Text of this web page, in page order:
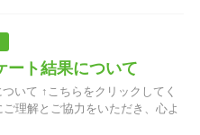
ート結果について
いて ↑こちらをクリックしてく
理解とご協力をいただき、心よ